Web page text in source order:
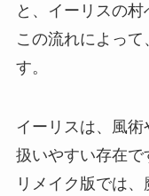
と、イーリスの村
この流れによっ
す。
イーリスは、風
扱いやすい存在で
リメイク版では、